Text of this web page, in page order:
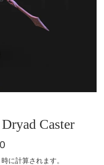
Caster
に計算されます。